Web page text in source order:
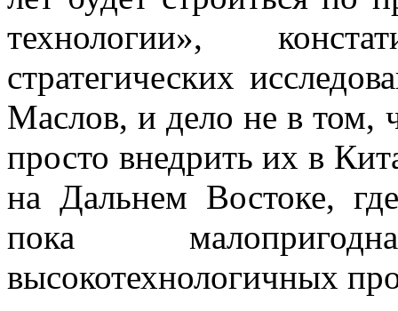
технологии»,
стратегических
Маслов, и дело не в том,
просто внедрить их в
на Дальнем Востоке,
пока
высокотехнологичных